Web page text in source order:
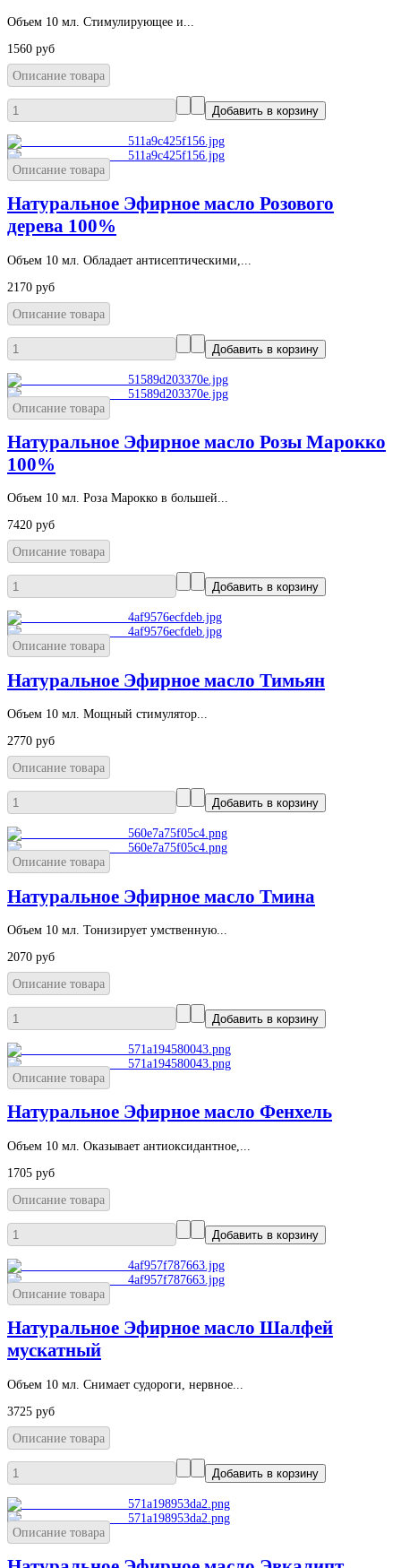
Объем 10 мл. Стимулирующее и...
1560 руб
Описание товара
Описание товара
Натуральное Эфирное масло Розового
дерева 100%
Объем 10 мл. Обладает антисептическими,...
2170 руб
Описание товара
Описание товара
Натуральное Эфирное масло Розы Марокко
100%
Объем 10 мл. Роза Марокко в большей...
7420 руб
Описание товара
Описание товара
Натуральное Эфирное масло Тимьян
Объем 10 мл. Мощный стимулятор...
2770 руб
Описание товара
Описание товара
Натуральное Эфирное масло Тмина
Объем 10 мл. Тонизирует умственную...
2070 руб
Описание товара
Описание товара
Натуральное Эфирное масло Фенхель
Объем 10 мл. Оказывает антиоксидантное,...
1705 руб
Описание товара
Описание товара
Натуральное Эфирное масло Шалфей
мускатный
Объем 10 мл. Снимает судороги, нервное...
3725 руб
Описание товара
Описание товара